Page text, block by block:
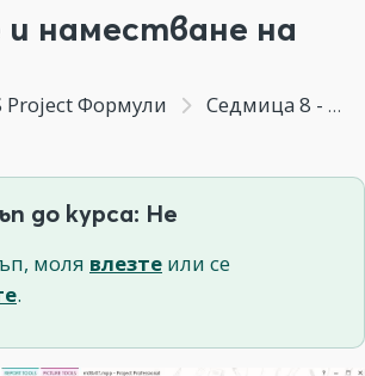
наместване на
Project Формули Седмица 8 - Създаване на Dashboard
до курса: Не
моля влезте или се
.